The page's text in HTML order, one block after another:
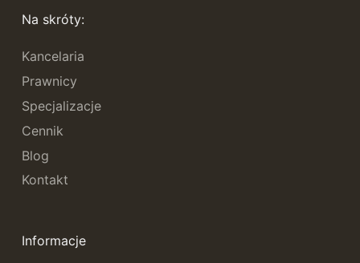
Na skróty:
Kancelaria
Prawnicy
Specjalizacje
Cennik
Blog
Kontakt
Informacje